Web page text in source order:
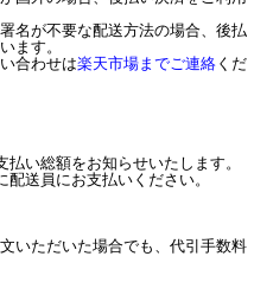
名が不要な配送方法の場合、後払
ます。
合わせは楽天市場までご連絡 くだ
い総額をお知らせいたします。
送員にお支払いください。
いただいた場合でも、代引手数料